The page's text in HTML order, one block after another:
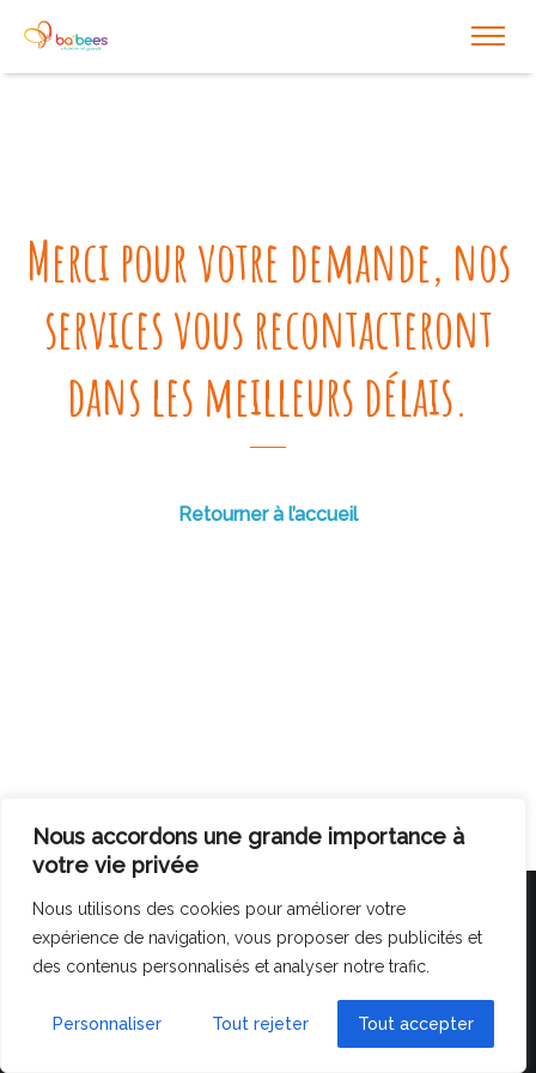
Nous accordons une grande importance à
votre vie privée
Nous utilisons des cookies pour améliorer votre
expérience de navigation, vous proposer des publicités et
des contenus personnalisés et analyser notre trafic.
Personnaliser Tout rejeter Tout accepter
Merci pour votre demande, nos
services vous recontacteront
dans les meilleurs délais.
Retourner à l’accueil
Crèche Inter-Entreprises
Innovante, Nantes
MENTIONS LÉGALES PLAN DE SITE